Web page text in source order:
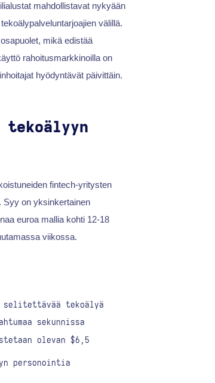
mahdollistavat nykyään
välillä.
mikä edistää
rahoitusmarkkinoilla on
hyödyntävät päivittäin.
fintech-yritysten
Syy on yksinkertainen
euroa mallia kohti 12-18
viikossa.
selitettävää tekoälyä
sekunnissa
olevan $6,5
personointia